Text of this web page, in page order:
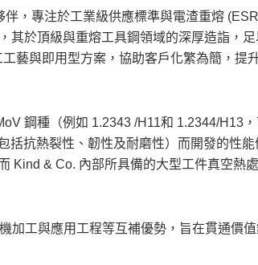
，專注於工業級供應標準與電渣重熔
其於頂級與重熔工具鋼領域的深厚造詣，足
藝與即用型方案，協助客戶化繁為簡，提
鋼種（例如 1.2343 /H11和 1.2344/H13
括抗熱裂性、韌性及耐磨性）而開發的性能
Kind & Co. 內部所具備的大型工件真空熱
加工與應用工程等互補優勢，旨在貫通價值